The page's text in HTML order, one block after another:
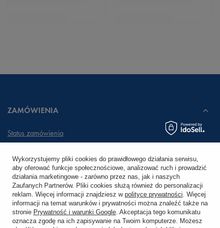
ZAMÓWIENIA
Status zamówienia
Chcę zareklamować produkt
Chcę zwrócić produkt
Chcę wymienić towar
Wykorzystujemy pliki cookies do prawidłowego działania serwisu,
aby oferować funkcje społecznościowe, analizować ruch i prowadzić
działania marketingowe - zarówno przez nas, jak i naszych
Zaufanych Partnerów. Pliki cookies służą również do personalizacji
reklam. Więcej informacji znajdziesz w polityce prywatności. Więcej
informacji na temat warunków i prywatności można znaleźć także na
stronie Prywatność i warunki Google. Akceptacja tego komunikatu
oznacza zgodę na ich zapisywanie na Twoim komputerze. Możesz